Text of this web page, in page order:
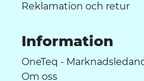
Reklamation och retur
Information
OneTeq -
Om oss